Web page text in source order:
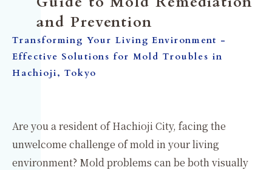
and Prevention
Transforming Your Living Environment -
Effective Solutions for Mold Troubles in
Hachioji, Tokyo
Are you a resident of Hachioji City, facing the
unwelcome challenge of mold in your living
environment? Mold problems can be both visually